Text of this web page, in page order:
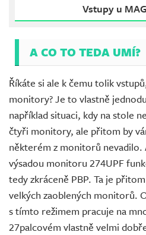
Vstupy u
A CO TO TEDA UMÍ?
Říkáte si ale k čemu tolik
monitory? Je to vlastně
například situaci, kdy na stole
čtyři monitory, ale přitom by
některém z monitorů nevadilo.
výsadou monitoru 274UPF
tedy zkráceně PBP. Ta je
velkých zaoblených monitorů.
s tímto režimem pracuje na
27palcovém vlastně velmi